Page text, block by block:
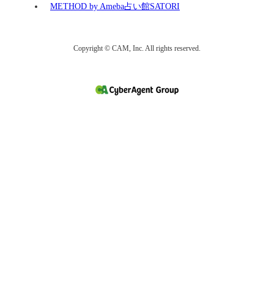
METHOD by Ameba占い館SATORI
Copyright © CAM, Inc. All rights reserved.